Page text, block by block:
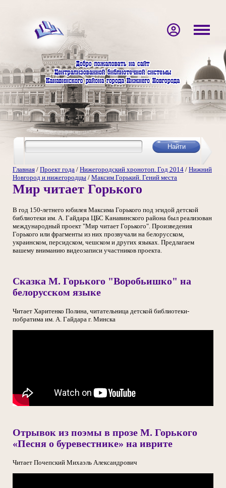
Главная / Проект года / Нижегородский хронотоп. Год 2014 / Нижний
Новгород и нижегородцы / Максим Горький. Гений места
Мир читает Горького
В год 150-летнего юбилея Максима Горького под эгидой детской
библиотеки им. А. Гайдара ЦБС Канавинского района был реализован
международный проект "Мир читает Горького". Произведения
Горького или фрагменты из них прозвучали на белорусском,
украинском, персидском, чешском и других языках. Предлагаем
вашему вниманию видеозаписи участников проекта.
Сказка М. Горького "Воробьишко" на
белорусском языке
Читает Харитенко Полина, читательница детской библиотеки-
побратима им. А. Гайдара г. Минска
Отрывок из поэмы в прозе М. Горького
«Песня о буревестнике» на иврите
Читает Почепский Михаэль Александрович